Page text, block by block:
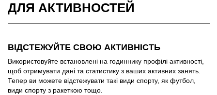
ДЛЯ АКТИВНОСТЕЙ
ВІДСТЕЖУЙТЕ СВОЮ АКТИВНІСТЬ
Використовуйте встановлені на годиннику профілі активності,
щоб отримувати дані та статистику з ваших активних занять.
Тепер ви можете відстежувати такі види спорту, як футбол,
види спорту з ракеткою тощо.